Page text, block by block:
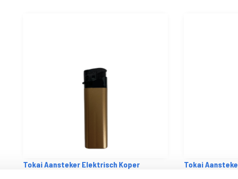
Tokai Aansteker Elektrisch Koper Tokai